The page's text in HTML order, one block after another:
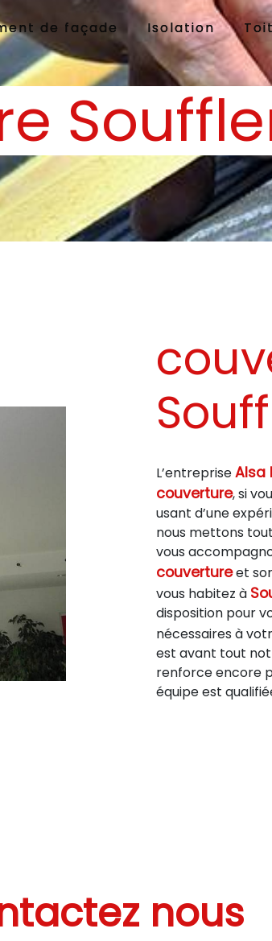
de façade Isolation
L’entrepriseAlsa
couverture, si
usant d’une
nous mettons
vous
couvertureet
vous habitez à
disposition pour
nécessaires à
est avant tout
renforce encore
équipe est
nous